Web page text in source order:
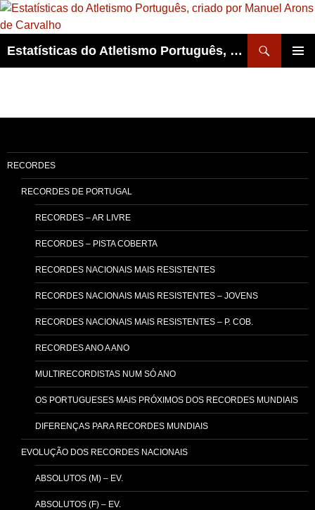
Skip
to
Estatísticas do Atletismo Português, criado por Manuel Arons de Carvalho
RECORDES
RECORDES DE PORTUGAL
RECORDES – AR LIVRE
RECORDES – PISTA COBERTA
RECORDES NACIONAIS MAIS RESISTENTES
RECORDES NACIONAIS MAIS RESISTENTES – JOVENS
RECORDES NACIONAIS MAIS RESISTENTES – P. COB.
RECORDES ANO A ANO
MULTIRECORDISTAS NUM SÓ ANO
OS PORTUGUESES MAIS PRÓXIMOS DOS RECORDES MUNDIAIS
DIFERENÇAS PARA RECORDES MUNDIAIS
EVOLUÇÃO DOS RECORDES NACIONAIS
ABSOLUTOS (M) – EV.
ABSOLUTOS (F) – EV.